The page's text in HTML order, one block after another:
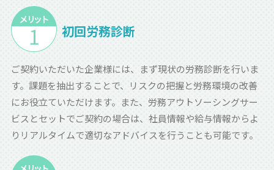
初回労務診断
ご契約いただいた企業様には、まず現状の労務診断を行いま
す。課題を抽出することで、リスクの把握と労務環境の改善
にお役立ていただけます。また、労務アウトソーシングサー
ビスとセットでご契約の場合は、社員情報や給与情報からよ
りリアルタイムで適切なアドバイスを行うことも可能です。